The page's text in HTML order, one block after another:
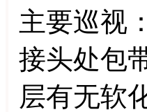
主要巡视
接头处包
层有无软